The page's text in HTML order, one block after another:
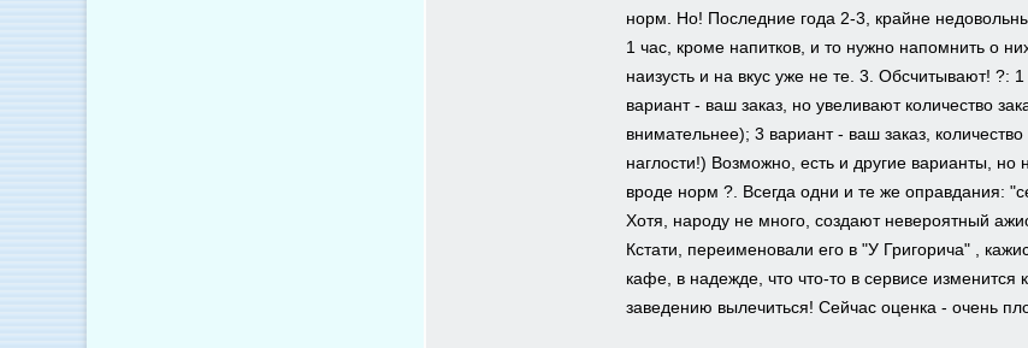
норм. Но! Последние года 2-3, крайне
1 час, кроме напитков, и то нужно напомнить о
наизусть и на вкус уже не те. 3. Обсчитывают!
вариант - ваш заказ, но увеливают количество
внимательнее); 3 вариант - ваш заказ,
наглости!) Возможно, есть и другие варианты, но
вроде норм ?. Всегда одни и те же оправдания:
Хотя, народу не много, создают невероятный
Кстати, переименовали его в "У Григорича" ,
кафе, в надежде, что что-то в сервисе
заведению вылечиться! Сейчас оценка - очень